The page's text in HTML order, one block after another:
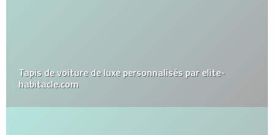
Tapis de voiture de luxe personnalisés par elite-
habitacle.com